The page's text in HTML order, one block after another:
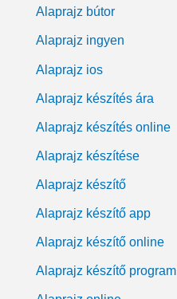
Alaprajz bútor
Alaprajz ingyen
Alaprajz ios
Alaprajz készítés ára
Alaprajz készítés online
Alaprajz készítése
Alaprajz készítő
Alaprajz készítő app
Alaprajz készítő online
Alaprajz készítő program